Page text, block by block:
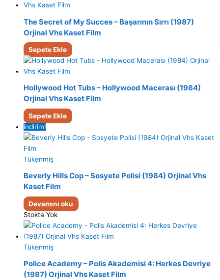
The Secret of My Succes – Başarının Sırrı (1987)
Orjinal Vhs Kaset Film
Sepete Ekle
Hollywood Hot Tubs – Hollywood Macerası (1984)
Orjinal Vhs Kaset Film
Sepete Ekle
indirim!
Tükenmiş
Beverly Hills Cop – Sosyete Polisi (1984) Orjinal Vhs
Kaset Film
Devamını oku
Stokta Yok
Tükenmiş
Police Academy – Polis Akademisi 4: Herkes Devriye
(1987) Orjinal Vhs Kaset Film